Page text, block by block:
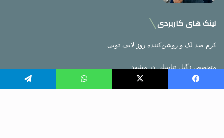
لینک های کاربردی
کرم ضد لک و روشن‌کننده روز لایف توبی
متخصص زگیل تناسلی در مشهد
بهترین کلینیک زنان در کرج
فیسبوک X واتس آپ تلگرام